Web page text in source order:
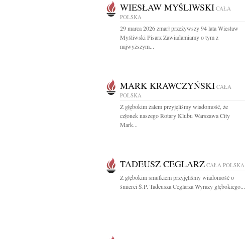
WIESŁAW MYŚLIWSKI CAŁA
POLSKA
29 marca 2026 zmarł przeżywszy 94 lata Wiesław
Myśliwski Pisarz Zawiadamiamy o tym z
najwyższym...
MARK KRAWCZYŃSKI CAŁA
POLSKA
Z głębokim żalem przyjęliśmy wiadomość, że
członek naszego Rotary Klubu Warszawa City
Mark...
TADEUSZ CEGLARZ CAŁA POLSKA
Z głębokim smutkiem przyjęliśmy wiadomość o
śmierci Ś.P. Tadeusza Ceglarza Wyrazy głębokiego...